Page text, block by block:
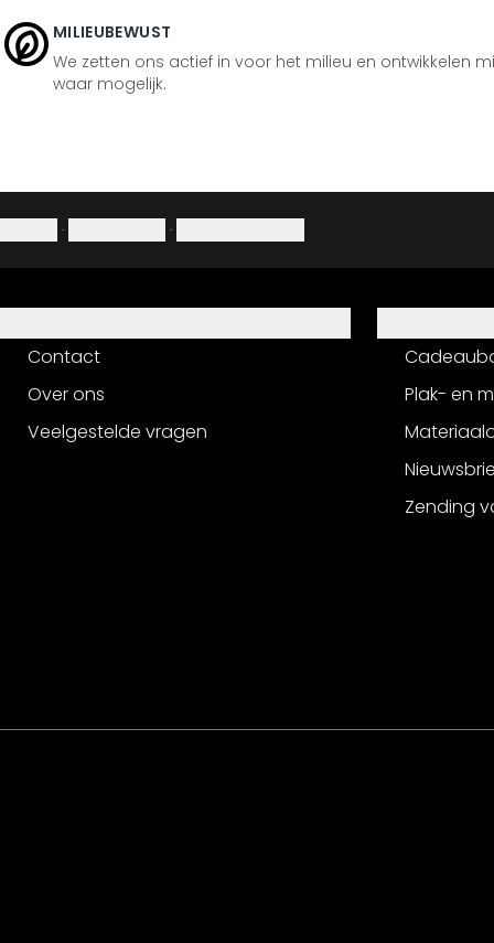
MILIEUBEWUST
We zetten ons actief in voor het milieu en ontwikkelen
waar mogelijk.
· ·
Contact
Over ons
Veelgestelde vragen
Plak- en
Zending